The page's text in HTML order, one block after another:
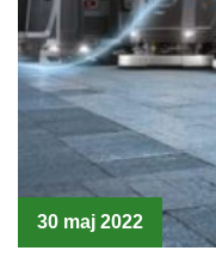
30 maj 2022